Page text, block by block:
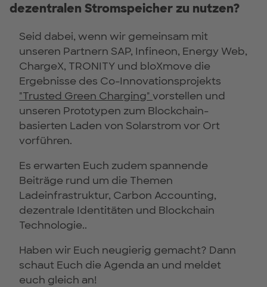
dezentralen Stromspeicher zu nutzen?
Seid dabei, wenn wir gemeinsam mit
unseren Partnern SAP, Infineon, Energy Web,
ChargeX, TRONITY und bloXmove die
Ergebnisse des Co-Innovationsprojekts
"Trusted Green Charging" vorstellen und
unseren Prototypen zum Blockchain-
basierten Laden von Solarstrom vor Ort
vorführen.
Es erwarten Euch zudem spannende
Beiträge rund um die Themen
Ladeinfrastruktur, Carbon Accounting,
dezentrale Identitäten und Blockchain
Technologie..
Haben wir Euch neugierig gemacht? Dann
schaut Euch die Agenda an und meldet
euch gleich an!